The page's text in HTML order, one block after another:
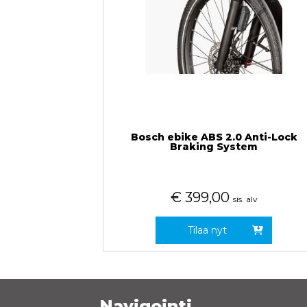
Bosch ebike ABS 2.0 Anti-Lock
Braking System
€ 399,00 sis. alv
Tilaa nyt